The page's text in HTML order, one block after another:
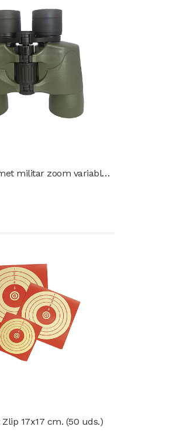
Binocular Comet militar zoom variable 8-16x40
Zlip 17x17 cm. (50 uds.)